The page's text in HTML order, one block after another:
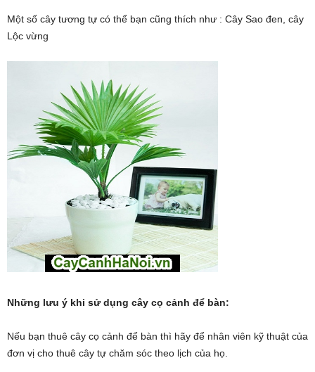
Một số cây tương tự có thể bạn cũng thích như : Cây Sao đen, cây
Lộc vừng
Những lưu ý khi sử dụng cây cọ cảnh để bàn:
Nếu bạn thuê cây cọ cảnh để bàn thì hãy để nhân viên kỹ thuật của
đơn vị cho thuê cây tự chăm sóc theo lịch của họ.